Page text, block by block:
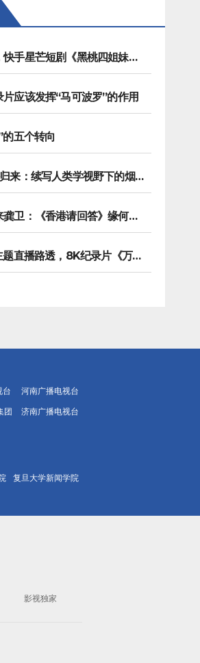
正义审判终将降临，快手星芒短剧《黑桃四姐妹》彰显治愈内核
应该发挥“马可波罗”的作用
五个转向
《宵夜江湖2》鲜香归来：续写人类学视野下的烟火漫游记
对话制作方云集将来龚卫：《香港请回答》缘何接连获国际传播大奖
“森林日，万物生”主题直播路透，8K纪录片《万物之生》今晚播出
台 河南广播电视台
团 济南广播电视台
复旦大学新闻学院
影视独家